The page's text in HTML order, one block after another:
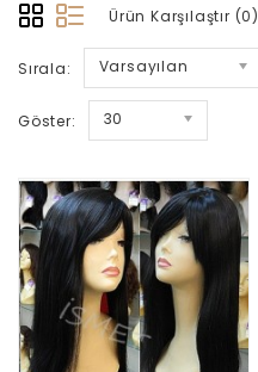
Ürün Karşılaştır (0)
Sırala: Varsayılan
Göster: 30